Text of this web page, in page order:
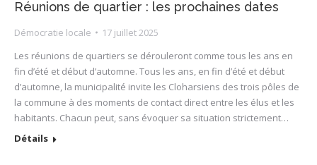
Réunions de quartier : les prochaines dates
Démocratie locale
17 juillet 2025
Les réunions de quartiers se dérouleront comme tous les ans en
fin d’été et début d’automne. Tous les ans, en fin d’été et début
d’automne, la municipalité invite les Cloharsiens des trois pôles de
la commune à des moments de contact direct entre les élus et les
habitants. Chacun peut, sans évoquer sa situation strictement…
Détails